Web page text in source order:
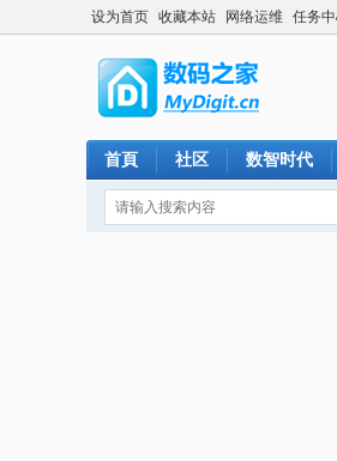
设为首页 收藏本站 网络运维 任务
首頁 社区 数智时代